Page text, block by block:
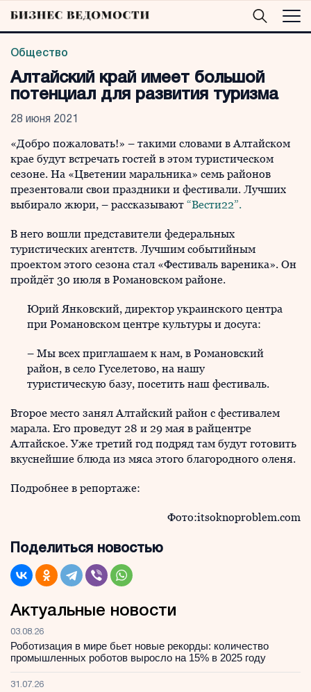
Общество
Алтайский край имеет большой
потенциал для развития туризма
28 июня 2021
«Добро пожаловать!» – такими словами в Алтайском
крае будут встречать гостей в этом туристическом
сезоне. На «Цветении маральника» семь районов
презентовали свои праздники и фестивали. Лучших
выбирало жюри, – рассказывают “Вести22”.
В него вошли представители федеральных
туристических агентств. Лучшим событийным
проектом этого сезона стал «Фестиваль вареника». Он
пройдёт 30 июля в Романовском районе.
Юрий Янковский, директор украинского центра
при Романовском центре культуры и досуга:
– Мы всех приглашаем к нам, в Романовский
район, в село Гуселетово, на нашу
туристическую базу, посетить наш фестиваль.
Второе место занял Алтайский район с фестивалем
марала. Его проведут 28 и 29 мая в райцентре
Алтайское. Уже третий год подряд там будут готовить
вкуснейшие блюда из мяса этого благородного оленя.
Подробнее в репортаже:
Фото:itsoknoproblem.com
Поделиться новостью
Актуальные новости
03.08.26
Роботизация в мире бьет новые рекорды: количество
промышленных роботов выросло на 15% в 2025 году
31.07.26